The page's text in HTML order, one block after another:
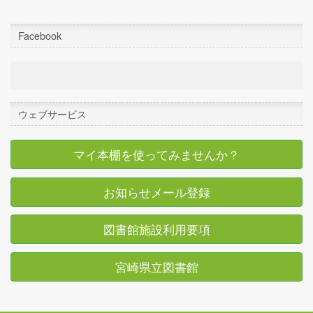
Facebook
ウェブサービス
マイ本棚を使ってみませんか？
お知らせメール登録
図書館施設利用要項
宮崎県立図書館